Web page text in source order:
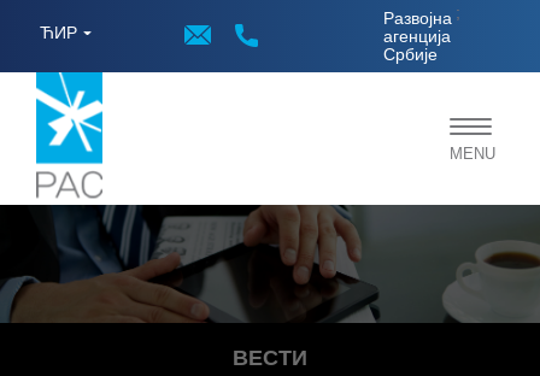
ЋИР
Развојна
агенција
Србије
;
Toggle
MENU
ВЕСТИ